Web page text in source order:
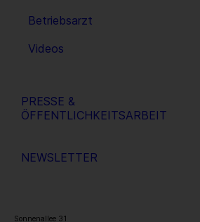
Betriebsarzt
Videos
PRESSE &
ÖFFENTLICHKEITSARBEIT
NEWSLETTER
Sonnenallee 31